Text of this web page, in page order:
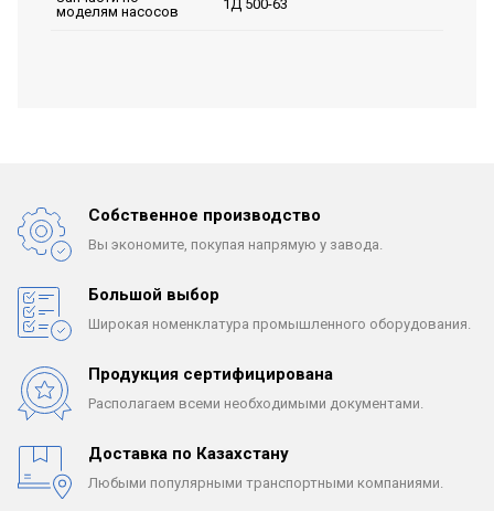
моделям насосов
1Д 500-63
Собственное производство
Вы экономите, покупая напрямую у завода.
Большой выбор
Широкая номенклатура промышленного оборудования.
Продукция сертифицирована
Располагаем всеми необходимыми документами.
Доставка по Казахстану
Любыми популярными транспортными компаниями.